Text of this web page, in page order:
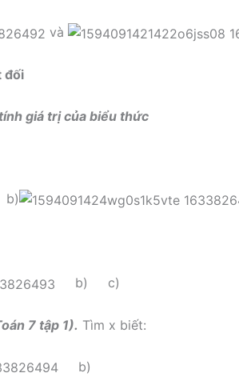
và
đối
giá trị của biểu thức
b) c)
7 tập 1). Tìm x biết:
b)